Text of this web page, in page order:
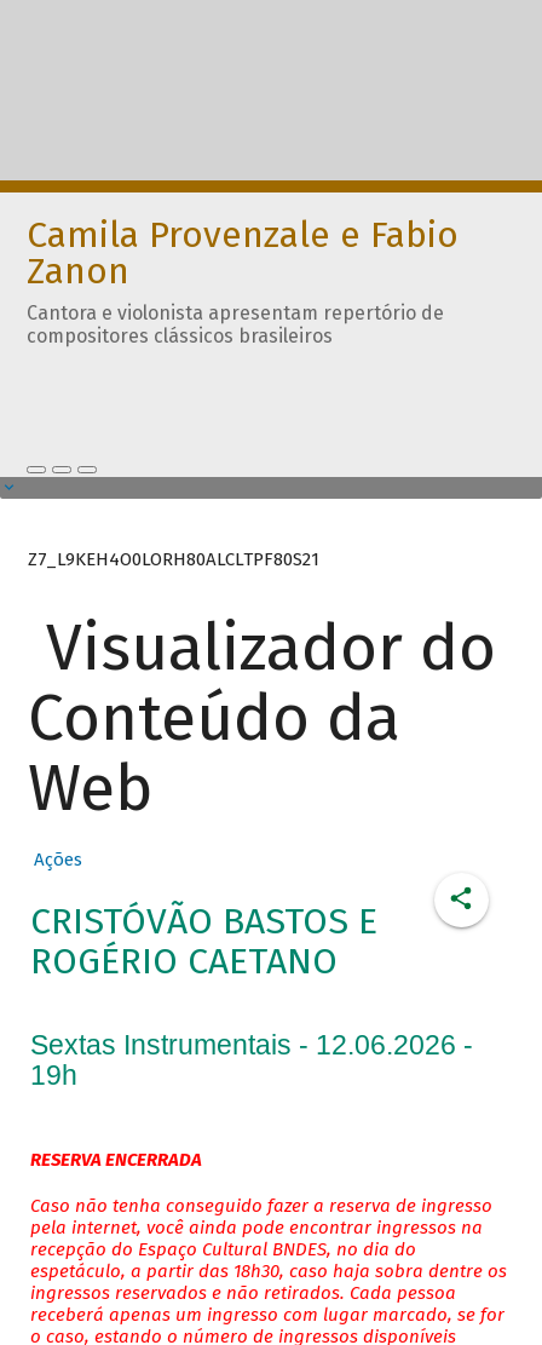
Camila Provenzale e Fabio
Zanon
Cantora e violonista apresentam repertório de
compositores clássicos brasileiros
Z7_L9KEH4O0LORH80ALCLTPF80S21
Visualizador do
Conteúdo da
Web
Ações
CRISTÓVÃO BASTOS E
ROGÉRIO CAETANO
Sextas Instrumentais - 12.06.2026 -
19h
RESERVA ENCERRADA
Caso não tenha conseguido fazer a reserva de ingresso
pela internet, você ainda pode encontrar ingressos na
recepção do Espaço Cultural BNDES, no dia do
espetáculo, a partir das 18h30, caso haja sobra dentre os
ingressos reservados e não retirados. Cada pessoa
receberá apenas um ingresso com lugar marcado, se for
o caso, estando o número de ingressos disponíveis